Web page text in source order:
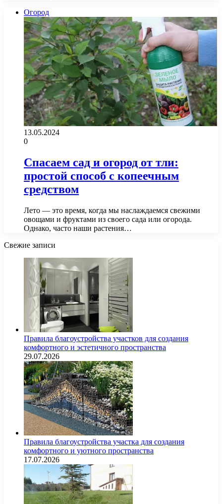
Огород
13.05.2024
0
Спасаем сад и огород от тли:
простой способ с копеечным
средством
Лето — это время, когда мы наслаждаемся свежими
овощами и фруктами из своего сада или огорода.
Однако, часто наши растения…
Свежие записи
Правила благоустройства участков для создания
комфортного и эстетичного пространства
29.07.2026
Правила благоустройства участка для создания
комфортного и уютного пространства
17.07.2026